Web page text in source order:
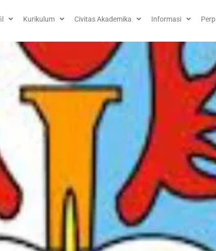
Kurikulum Civitas Akademika Informasi